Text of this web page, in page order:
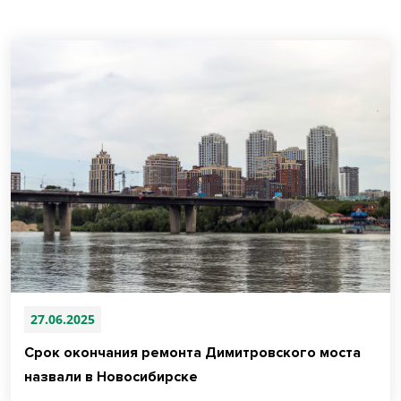
27.06.2025
Срок окончания ремонта Димитровского моста
назвали в Новосибирске